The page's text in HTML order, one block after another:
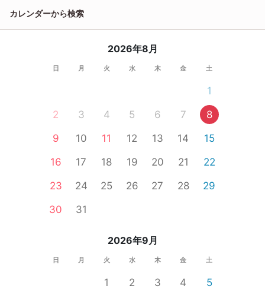
カレンダーから検索
2026年8月
日 月 火 水 木 金 土
1
2
3 4 5 6 7
8
9
10 11 12 13 14
15
16
17 18 19 20 21
22
23
24 25 26 27 28
29
30
31
2026年9月
日 月 火 水 木 金 土
1 2 3 4
5